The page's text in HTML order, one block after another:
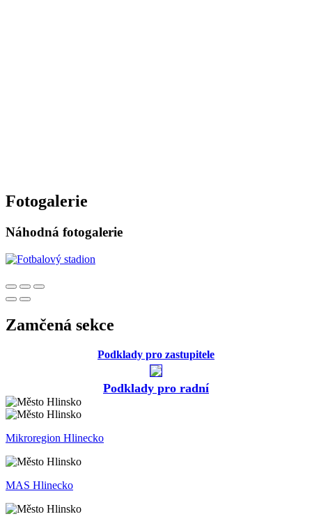
Fotogalerie
Náhodná fotogalerie
Zamčená sekce
Podklady pro zastupitele
Podklady pro radní
Mikroregion Hlinecko
MAS Hlinecko